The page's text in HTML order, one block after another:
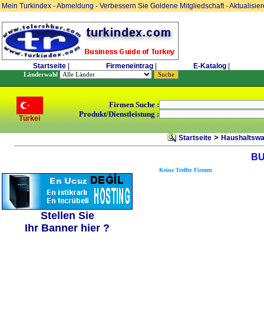
Mein Turkindex -Abmeldung- Verbessern Sie Goldene Mitgliedschaft-
Startseite Firmeneintrag E-Katalog
Länderwahl
Türkei
Firmen Suche :
Produkt/Dienstleistung :
Startseite >
Stellen Sie
Ihr Banner hier ?
Keine Treffer Firmen